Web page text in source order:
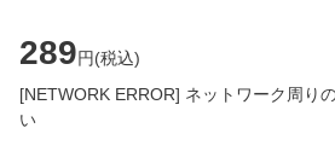
289円(税込)
[NETWORK ERROR] ネットワーク周り
い